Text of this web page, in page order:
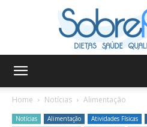
Home Notícias Alimentação
Notícias Alimentação Atividades Físicas